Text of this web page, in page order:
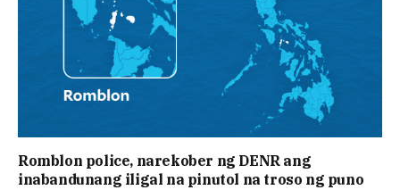
Romblon police, narekober ng DENR ang
inabandunang iligal na pinutol na troso ng puno